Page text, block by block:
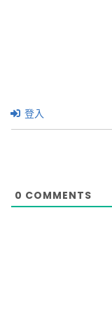
登入
0 COMMENTS